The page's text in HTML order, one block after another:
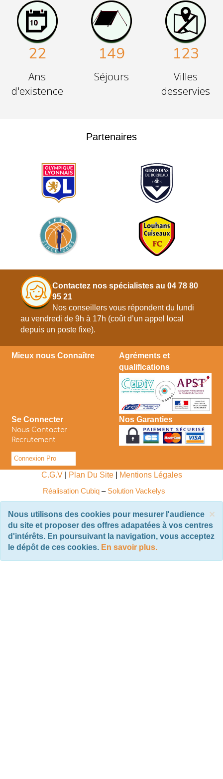
22
Ans
d'existence
149
Séjours
123
Villes
desservies
Partenaires
Contactez nos spécialistes au 04 78 80
95 21
Nos conseillers vous répondent du lundi
au vendredi de 9h à 17h (coût d’un appel local
depuis un poste fixe).
Mieux nous Connaître
Agréments et
qualifications
Se Connecter
Nous Contacter
Recrutement
Connexion Pro
Nos Garanties
C.G.V| Plan Du Site|
Mentions Légales
Réalisation Cubiq – Solution Vackelys
×
Nous utilisons des cookies pour mesurer l'audience
du site et proposer des offres adapatées à vos centres
d'intérêts. En poursuivant la navigation, vous acceptez
le dépôt de ces cookies. En savoir plus.